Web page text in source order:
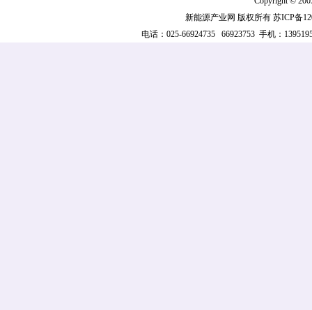
新能源产业网 版权所有 苏ICP备
电话：025-66924735 66923753 手机：